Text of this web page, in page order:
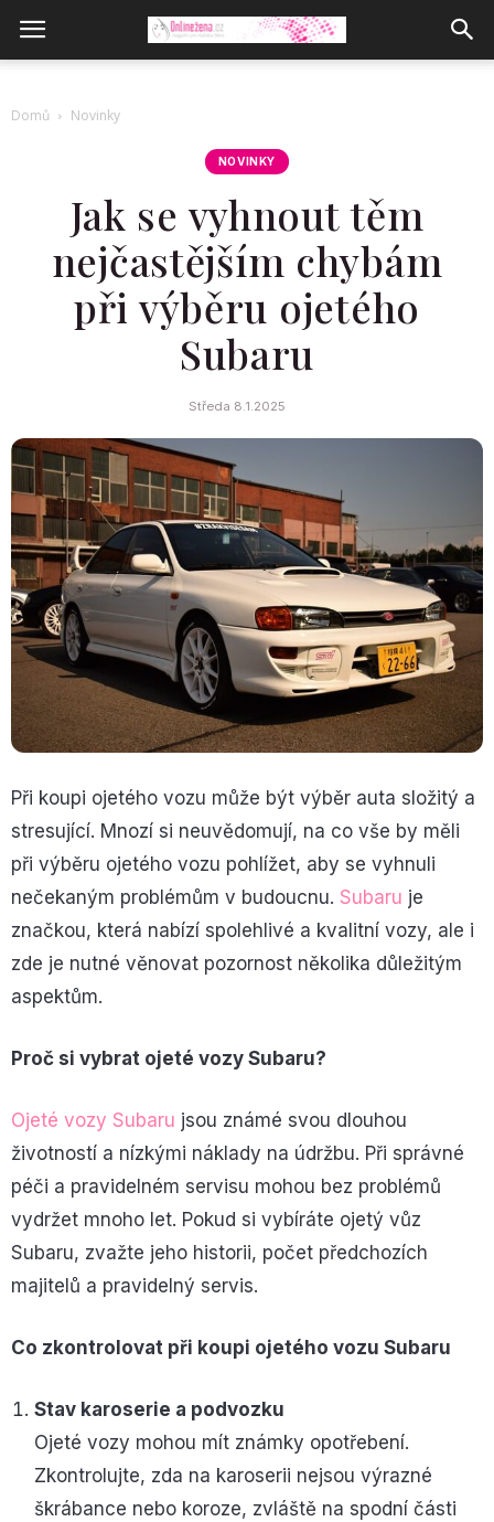
Domů Novinky
NOVINKY
Jak se vyhnout těm
nejčastějším chybám
při výběru ojetého
Subaru
Středa 8.1.2025
Při koupi ojetého vozu může být výběr auta složitý a
stresující. Mnozí si neuvědomují, na co vše by měli
při výběru ojetého vozu pohlížet, aby se vyhnuli
nečekaným problémům v budoucnu. Subaru je
značkou, která nabízí spolehlivé a kvalitní vozy, ale i
zde je nutné věnovat pozornost několika důležitým
aspektům.
Proč si vybrat ojeté vozy Subaru?
Ojeté vozy Subaru jsou známé svou dlouhou
životností a nízkými náklady na údržbu. Při správné
péči a pravidelném servisu mohou bez problémů
vydržet mnoho let. Pokud si vybíráte ojetý vůz
Subaru, zvažte jeho historii, počet předchozích
majitelů a pravidelný servis.
Co zkontrolovat při koupi ojetého vozu Subaru
Stav karoserie a podvozku
Ojeté vozy mohou mít známky opotřebení.
Zkontrolujte, zda na karoserii nejsou výrazné
škrábance nebo koroze, zvláště na spodní části